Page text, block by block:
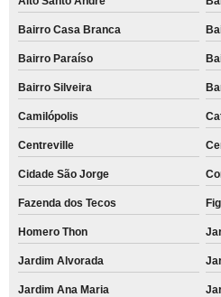
Bairro Casa Branca
Bairro Paraíso
Bairro Silveira
Camilópolis
Centreville
Cidade São Jorge
Fazenda dos Tecos
Homero Thon
Jardim Alvorada
Jardim Ana Maria